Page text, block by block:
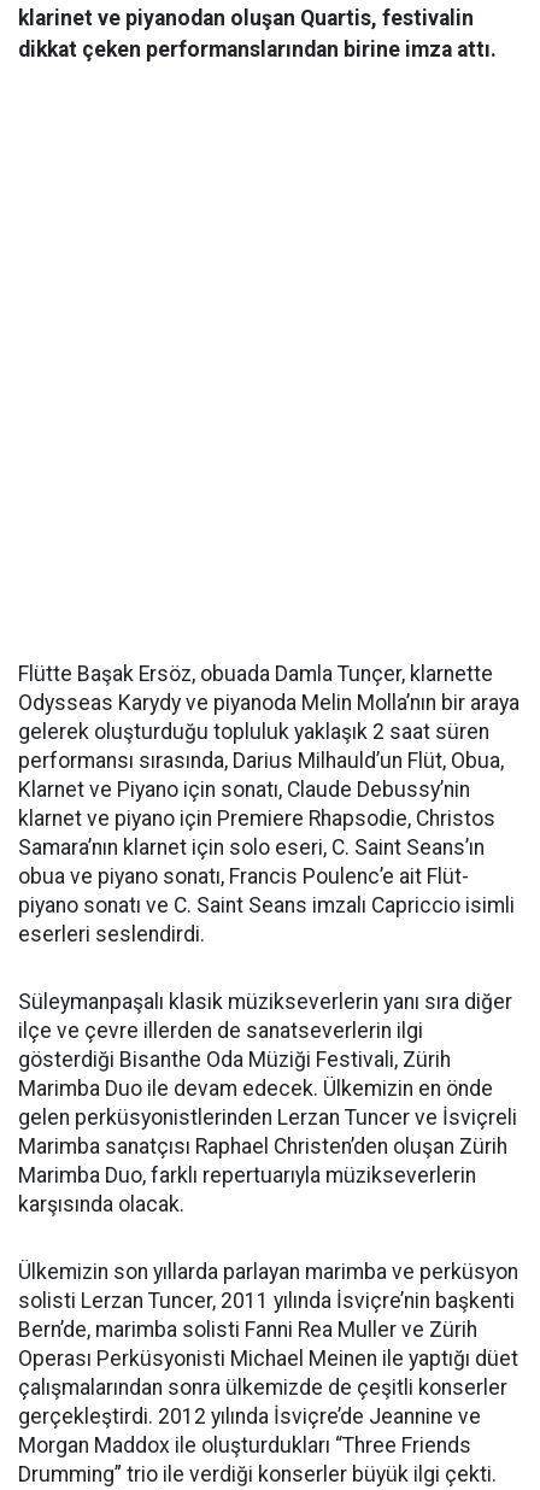
klarinet ve piyanodan oluşan Quartis, festivalin
dikkat çeken performanslarından birine imza attı.
Flütte Başak Ersöz, obuada Damla Tunçer, klarnette
Odysseas Karydy ve piyanoda Melin Molla’nın bir araya
gelerek oluşturduğu topluluk yaklaşık 2 saat süren
performansı sırasında, Darius Milhauld’un Flüt, Obua,
Klarnet ve Piyano için sonatı, Claude Debussy’nin
klarnet ve piyano için Premiere Rhapsodie, Christos
Samara’nın klarnet için solo eseri, C. Saint Seans’ın
obua ve piyano sonatı, Francis Poulenc’e ait Flüt-
piyano sonatı ve C. Saint Seans imzalı Capriccio isimli
eserleri seslendirdi.
Süleymanpaşalı klasik müzikseverlerin yanı sıra diğer
ilçe ve çevre illerden de sanatseverlerin ilgi
gösterdiği Bisanthe Oda Müziği Festivali, Zürih
Marimba Duo ile devam edecek. Ülkemizin en önde
gelen perküsyonistlerinden Lerzan Tuncer ve İsviçreli
Marimba sanatçısı Raphael Christen’den oluşan Zürih
Marimba Duo, farklı repertuarıyla müzikseverlerin
karşısında olacak.
Ülkemizin son yıllarda parlayan marimba ve perküsyon
solisti Lerzan Tuncer, 2011 yılında İsviçre’nin başkenti
Bern’de, marimba solisti Fanni Rea Muller ve Zürih
Operası Perküsyonisti Michael Meinen ile yaptığı düet
çalışmalarından sonra ülkemizde de çeşitli konserler
gerçekleştirdi. 2012 yılında İsviçre’de Jeannine ve
Morgan Maddox ile oluşturdukları “Three Friends
Drumming” trio ile verdiği konserler büyük ilgi çekti.